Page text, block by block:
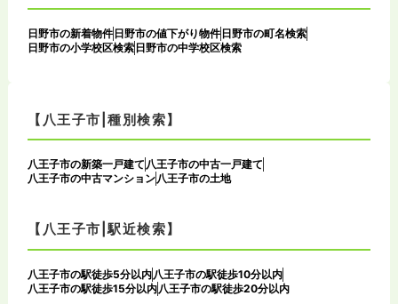
日野市の新着物件 日野市の値下がり物件 日野市の町名検索
日野市の小学校区検索 日野市の中学校区検索
【八王子市|種別検索】
八王子市の新築一戸建て 八王子市の中古一戸建て
八王子市の中古マンション八王子市の土地
【八王子市|駅近検索】
八王子市の駅徒歩5分以内 八王子市の駅徒歩10分以内
八王子市の駅徒歩15分以内 八王子市の駅徒歩20分以内